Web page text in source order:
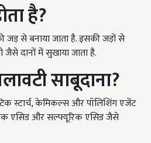
है?
जड़ से बनाया जाता है. इसकी जड़ों से
जैसे दानों में सुखाया जाता है.
साबूदाना?
स्टार्च, केमिकल्स और पॉलिशिंग एजेंट
एसिड और सल्फ्यूरिक एसिड जैसे